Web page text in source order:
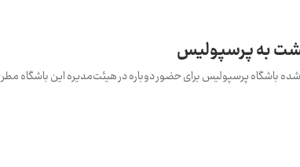
به پرسپولیس
شده باشگاه پرسپولیس برای حضور دوباره در هیئت‌مدیره این باشگاه